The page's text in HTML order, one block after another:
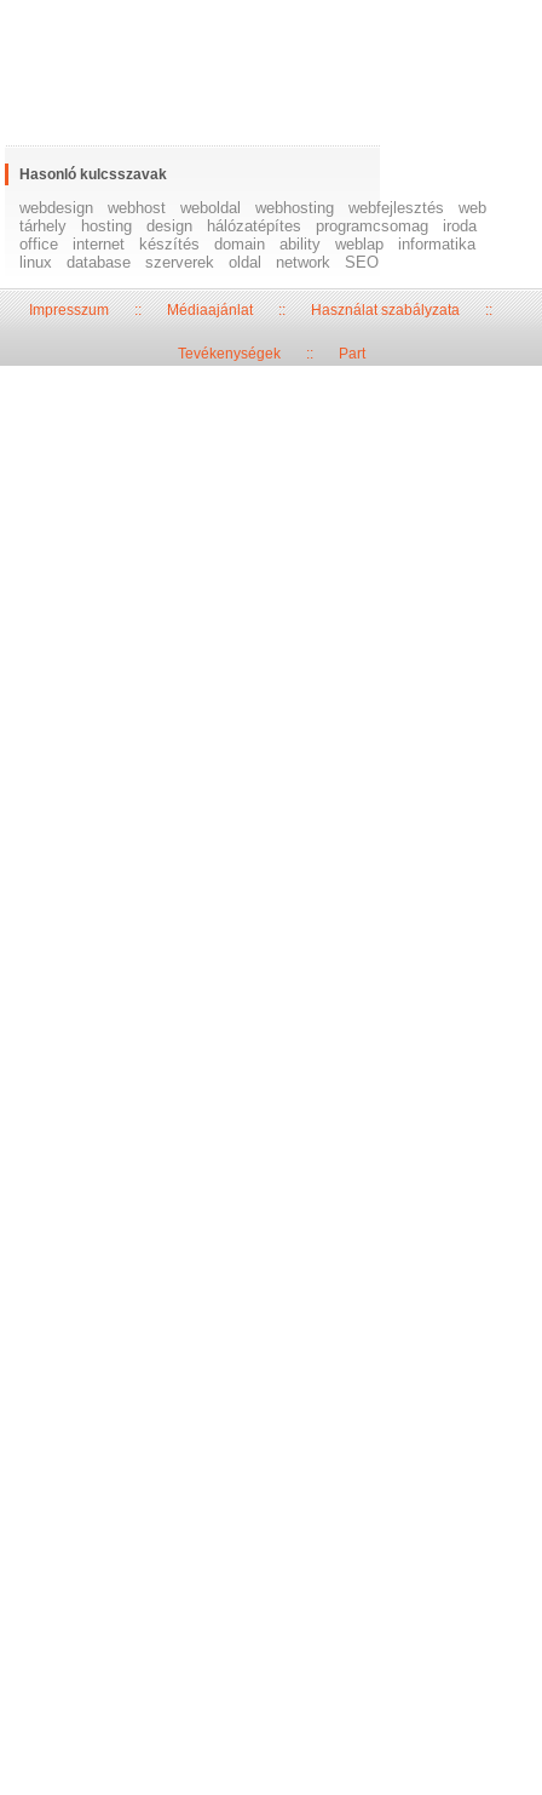
Hasonló kulcsszavak
webdesign webhost weboldal webhosting webfejlesztés
web
tárhely
hosting design hálózatépítes programcsomag
iroda
office
internet készítés domain ability weblap
informatika
linux
database szerverek oldal network SEO
Impresszum::Médiaajánlat::Használat szabályzata::
Tevékenységek:: Part